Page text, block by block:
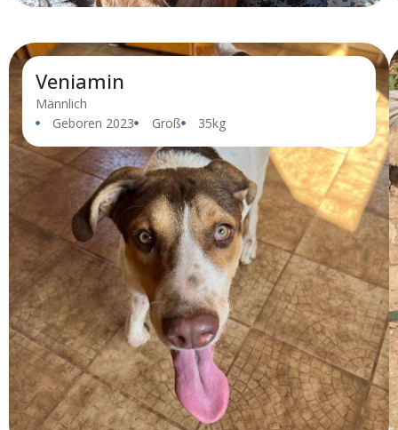
Veniamin
Männlich
Geboren 2023
Groß 35kg